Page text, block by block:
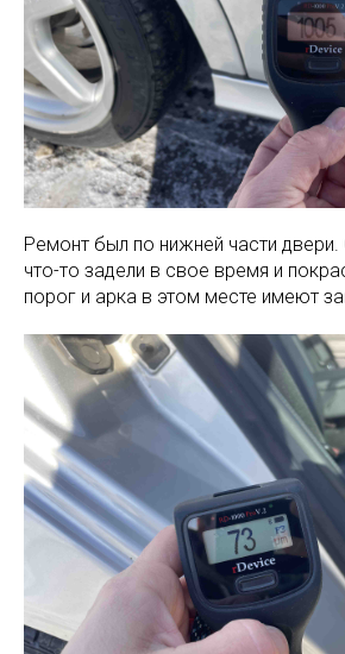
Ремонт был по нижней части
что-то задели в свое время и
порог и арка в этом месте имеют